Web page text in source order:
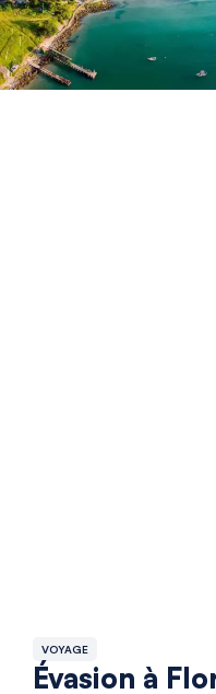
VOYAGE
Évasion à